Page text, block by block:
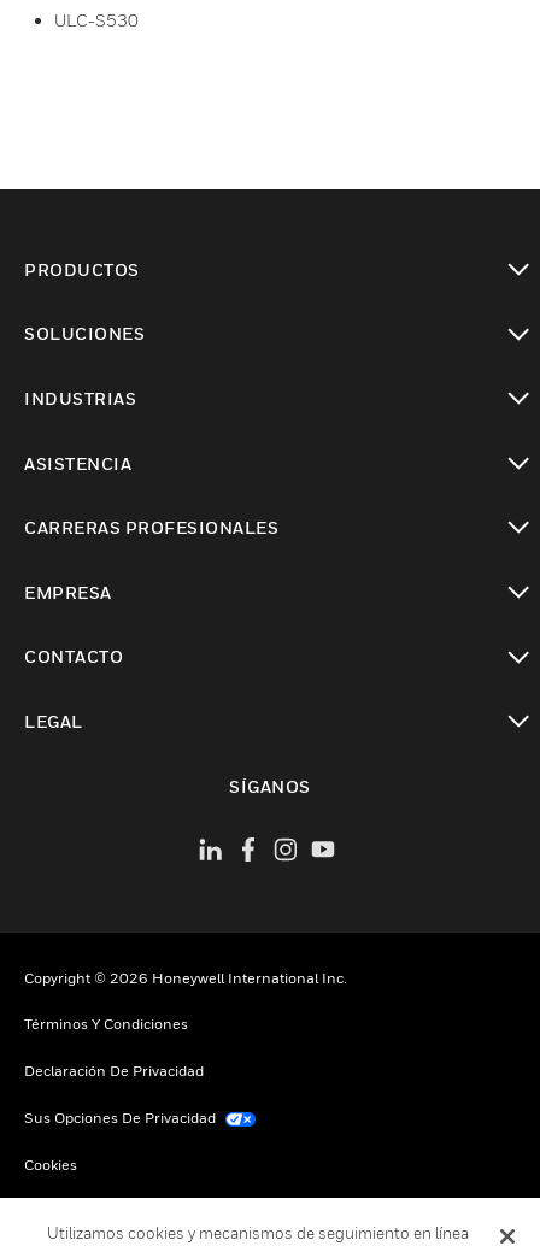
ULC-S530
PRODUCTOS
SOLUCIONES
INDUSTRIAS
ASISTENCIA
CARRERAS PROFESIONALES
EMPRESA
CONTACTO
LEGAL
SÍGANOS
Copyright © 2026 Honeywell International Inc.
Términos Y Condiciones
Declaración De Privacidad
Sus Opciones De Privacidad
Cookies
Utilizamos cookies y mecanismos de seguimiento en línea